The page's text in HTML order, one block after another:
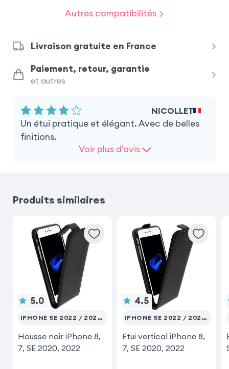
Samsung Galaxy A41
Samsung Galaxy A57 iPhone 16e
Samsung Galaxy S24 Ultra
Google Pixel 9a
Google Pixel 7a
Autres compatibilités
Livraison gratuite en France
Paiement, retour, garantie
et autres
NICOLLET
Un étui pratique et élégant. Avec de belles
finitions.
Voir plus d'avis
Produits similaires
5.0
IPHONE SE 2022 / 2020 ET 8 / 7
Housse noir iPhone 8,
7, SE 2020, 2022
4.5
IPHONE SE 2022 / 2020 ET 8 / 7
Etui vertical iPhone 8,
7, SE 2020, 2022